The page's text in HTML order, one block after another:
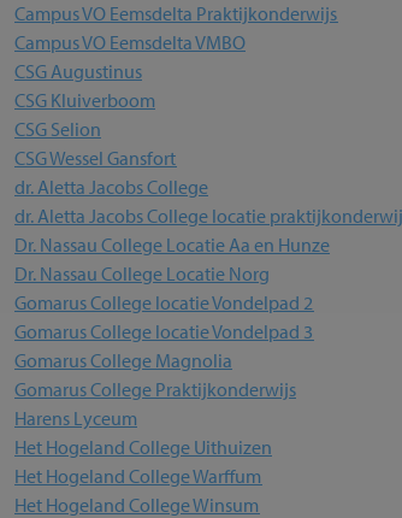
Campus VO Eemsdelta Praktijkonderwijs
Campus VO Eemsdelta VMBO
CSG Augustinus
CSG Kluiverboom
CSG Selion
CSG Wessel Gansfort
dr. Aletta Jacobs College
dr. Aletta Jacobs College locatie
Dr. Nassau College Locatie Aa en Hunze
Dr. Nassau College Locatie Norg
Gomarus College locatie Vondelpad 2
Gomarus College locatie Vondelpad 3
Gomarus College Magnolia
Gomarus College Praktijkonderwijs
Harens Lyceum
Het Hogeland College Uithuizen
Het Hogeland College Warffum
Het Hogeland College Winsum